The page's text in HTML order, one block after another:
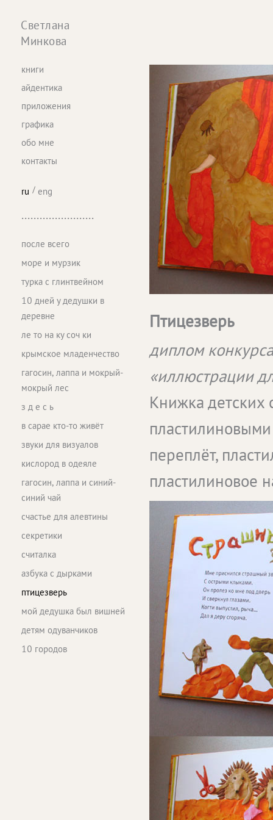
Светлана
Минкова
книги
айдентика
приложения
графика
обо мне
контакты
ru eng
........................
после всего
море и мурзик
турка с глинтвейном
10 дней у дедушки в
деревне
ле то на ку соч ки
крымское младенчество
гагосин, лаппа и мокрый-
мокрый лес
з д е с ь
в сарае кто-то живёт
звуки для визуалов
кислород в одеяле
гагосин, лаппа и синий-
синий чай
счастье для алевтины
секретики
считалка
азбука с дырками
птицезверь
мой дедушка был вишней
детям одуванчиков
10 городов
Птицезверь
диплом
«иллюстрации
Книжка детских
переплёт,
пластилиновое